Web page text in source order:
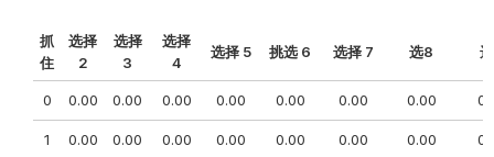
抓
住
选择
2
选择
3
选择
4
选择 5 挑选 6 选择 7 选8
0 0.00 0.00 0.00 0.00 0.00 0.00 0.00
1 0.00 0.00 0.00 0.00 0.00 0.00 0.00